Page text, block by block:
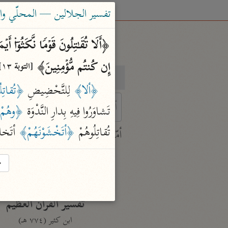
بحث تفسير
characters for results.
أمّهات
جامع البيان
تفسير القرآن العظيم
ابن كثير (٧٧٤ هـ)
تفسير الجلالين — المحلّي والسيوطي
إِن كُنتُم مُّؤۡمِنِینَ﴾ [التوبة ١٣]
﴿ألا﴾ لِلتَّحْضِيضِ
تَشاوَرُوا فِيهِ بِدارِ النَّدْوَة
تُقاتِلُوهُمْ ﴿أتَخْشَوْنَهُمْ﴾